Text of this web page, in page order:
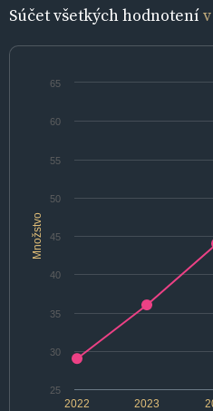
Súčet všetkých hodnotení
Množstvo
2022 2023
25
30
35
40
45
50
55
60
65